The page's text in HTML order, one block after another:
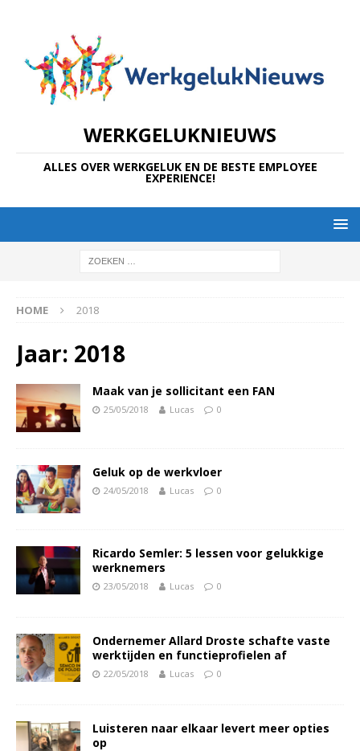
WERKGELUKNIEUWS
ALLES OVER WERKGELUK EN DE BESTE EMPLOYEE
EXPERIENCE!
HOME 2018
Jaar: 2018
Maak van je sollicitant een FAN
25/05/2018 Lucas 0
Geluk op de werkvloer
24/05/2018 Lucas 0
Ricardo Semler: 5 lessen voor gelukkige
werknemers
23/05/2018 Lucas 0
Ondernemer Allard Droste schafte vaste
werktijden en functieprofielen af
22/05/2018 Lucas 0
Luisteren naar elkaar levert meer opties
op